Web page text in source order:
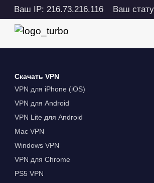
Ваш IP: 216.73.216.116 Ваш
Скачать VPN
VPN для iPhone (iOS)
VPN для Android
VPN Lite для Android
Mac VPN
Windows VPN
VPN для Chrome
PS5 VPN